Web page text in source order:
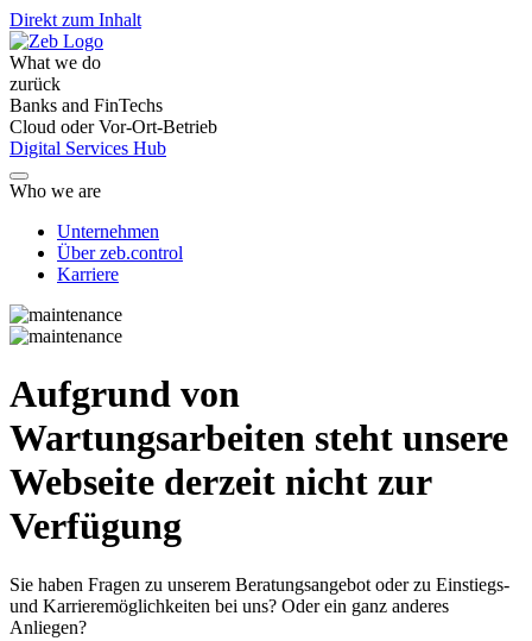
Direkt zum Inhalt
What we do
zurück
Banks and FinTechs
Cloud oder Vor-Ort-Betrieb
Digital Services Hub
Who we are
Unternehmen
Über zeb.control
Karriere
Aufgrund von
Wartungsarbeiten steht unsere
Webseite derzeit nicht zur
Verfügung
Sie haben Fragen zu unserem Beratungsangebot oder zu Einstiegs-
und Karrieremöglichkeiten bei uns? Oder ein ganz anderes
Anliegen?